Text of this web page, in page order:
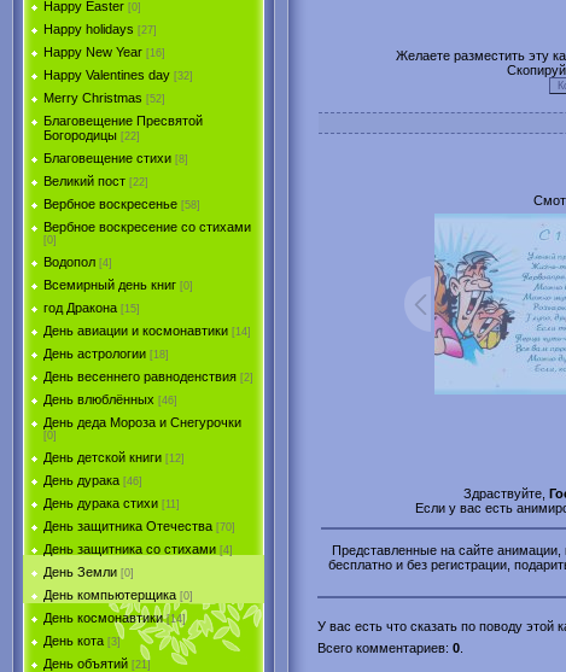
Happy Easter [0]
Happy holidays [27]
Happy New Year [16]
Happy Valentines day [32]
Merry Christmas [52]
Благовещение Пресвятой
Богородицы [22]
Благовещение стихи [8]
Великий пост [22]
Вербное воскресенье [58]
Вербное воскресение со стихами
[0]
Водопол [4]
Всемирный день книг [0]
год Дракона [15]
День авиации и космонавтики [14]
День астрологии [18]
День весеннего равноденствия [2]
День влюблённых [46]
День деда Мороза и Снегурочки
[0]
День детской книги [12]
День дурака [46]
День дурака стихи [11]
День защитника Отечества [70]
День защитника со стихами [4]
День Земли [0]
День компьютерщика [0]
День космонавтики [14]
День кота [3]
День объятий [21]
Желаете разместить эту
Здраствуйте,
Если у вас есть
Представленные на сайте анимации,
бесплатно и без регистрации,
У вас есть что сказать по поводу этой
Всего комментариев: 0